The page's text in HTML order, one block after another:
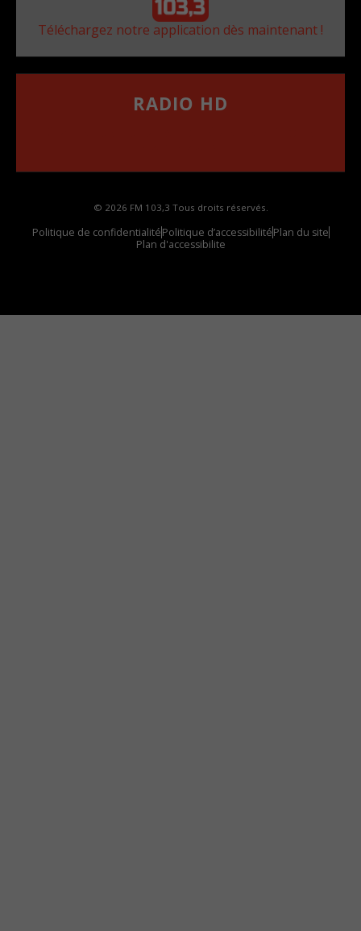
Téléchargez notre application dès maintenant !
RADIO HD
© 2026 FM 103,3 Tous droits réservés.
Politique de confidentialitéPolitique d’accessibilitéPlan du site
Plan d'accessibilite